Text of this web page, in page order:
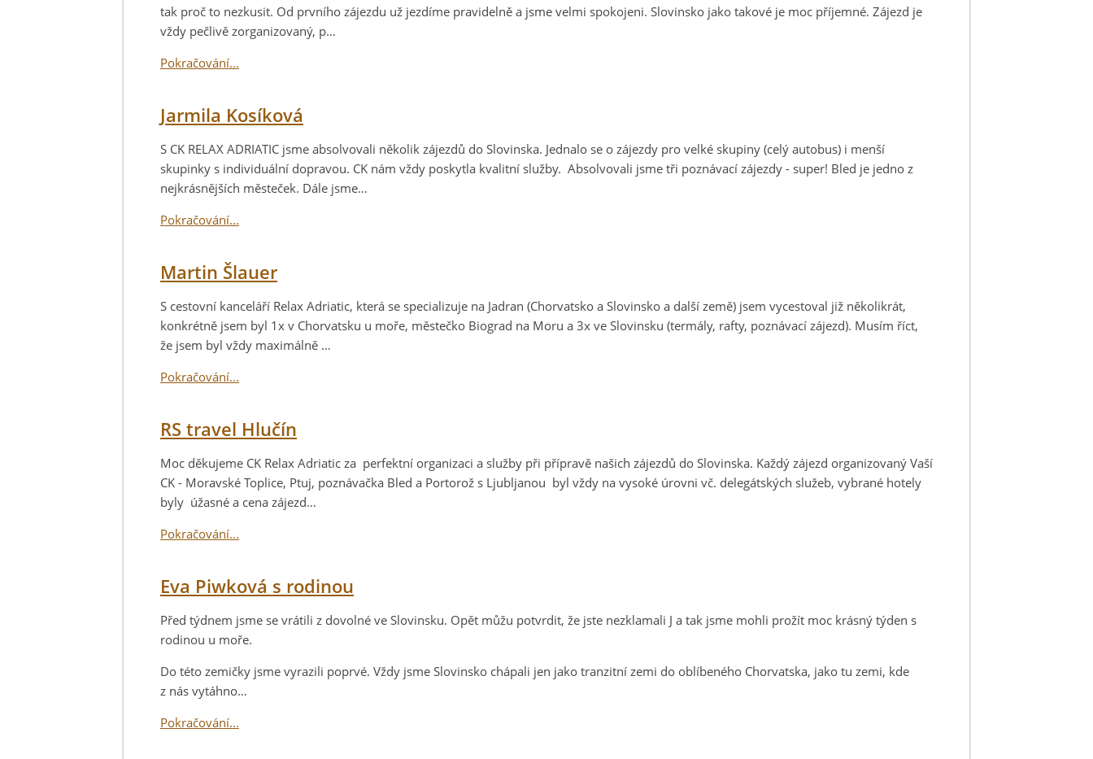
tak proč to nezkusit. Od prvního zájezdu už jezdíme pravidelně a jsme velmi spokojeni. Slovinsko jako takové je moc příjemné. Zájezd je
vždy pečlivě zorganizovaný, p…
Pokračování...
Jarmila Kosíková
S CK RELAX ADRIATIC jsme absolvovali několik zájezdů do Slovinska. Jednalo se o zájezdy pro velké skupiny (celý autobus) i menší
skupinky s individuální dopravou. CK nám vždy poskytla kvalitní služby. Absolvovali jsme tři poznávací zájezdy - super! Bled je jedno z
nejkrásnějších městeček. Dále jsme…
Pokračování...
Martin Šlauer
S cestovní kanceláří Relax Adriatic, která se specializuje na Jadran (Chorvatsko a Slovinsko a další země) jsem vycestoval již několikrát,
konkrétně jsem byl 1x v Chorvatsku u moře, městečko Biograd na Moru a 3x ve Slovinsku (termály, rafty, poznávací zájezd). Musím říct,
že jsem byl vždy maximálně …
Pokračování...
RS travel Hlučín
Moc děkujeme CK Relax Adriatic za perfektní organizaci a služby při přípravě našich zájezdů do Slovinska. Každý zájezd organizovaný Vaší
CK - Moravské Toplice, Ptuj, poznávačka Bled a Portorož s Ljubljanou byl vždy na vysoké úrovni vč. delegátských služeb, vybrané hotely
byly úžasné a cena zájezd…
Pokračování...
Eva Piwková s rodinou
Před týdnem jsme se vrátili z dovolné ve Slovinsku. Opět můžu potvrdit, že jste nezklamali J a tak jsme mohli prožít moc krásný týden s
rodinou u moře.
Do této zemičky jsme vyrazili poprvé. Vždy jsme Slovinsko chápali jen jako tranzitní zemi do oblíbeného Chorvatska, jako tu zemi, kde
z nás vytáhno…
Pokračování...